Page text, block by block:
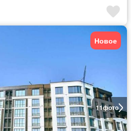
11фото
Новое